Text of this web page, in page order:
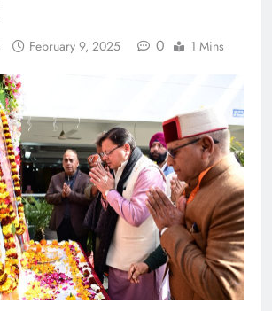
February 9, 2025 0 1 Mins